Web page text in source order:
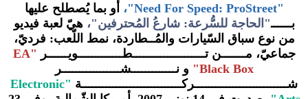
"Need For Speed: ProStreet"،
أو بما يُصطلح عليها
بــــــ"الحاجة للسُّرعة: شارعُ المُحترفين"، هيّ لعبة فيديو
من نوع سباق السّيارات والمُــطاردة، نمط اللّعب: فرديّ،
جماعيّ، مـــــــن تـــــــــــــــــــــطـــــــــــــويــــــر "
EA
Black Box
" و نـــــــــــــشـــــــــــــــــر
شـــــــــــــــــــــــــــركـــــــــــــــــــــــــــــة
"Electronic